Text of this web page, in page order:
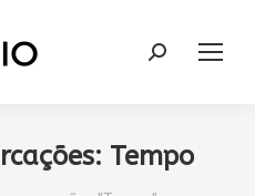
Search:
Tempo